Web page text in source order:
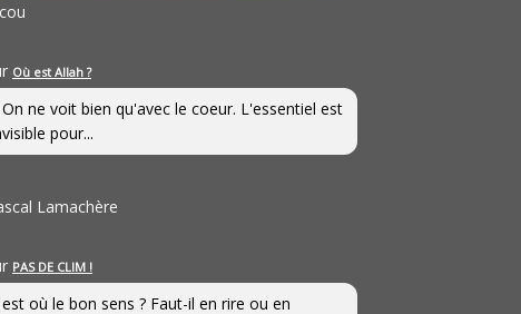
Où est Allah ?
On ne voit bien qu'avec le coeur. L'essentiel est
pour...
Lamachère
PAS DE CLIM !
est où le bon sens ? Faut-il en rire ou en